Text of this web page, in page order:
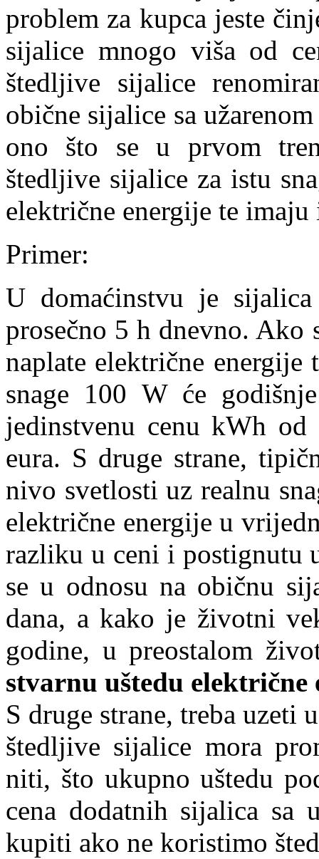
problem za kupca jeste
sijalice mnogo viša od
štedljive sijalice
obične sijalice sa
ono što se u prvom
štedljive sijalice za istu
električne energije te
Primer:
U domaćinstvu je
prosečno 5 h dnevno. Ako
naplate električne
snage 100 W će
jedinstvenu cenu kWh
eura. S druge strane,
nivo svetlosti uz realnu
električne energije u
razliku u ceni i postignutu
se u odnosu na običnu
dana, a kako je životni
godine, u preostalom
stvarnu uštedu električne
S druge strane, treba uzeti
štedljive sijalice mora
niti, što ukupno uštedu
cena dodatnih sijalica sa
kupiti ako ne koristimo